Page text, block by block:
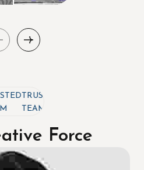
TRUSTED
TEAM
Force